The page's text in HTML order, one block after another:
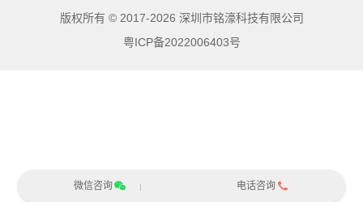
版权所有 © 2017-2026 深圳市铭濠科技有限公司
粤ICP备2022006403号
微信咨询 电话咨询